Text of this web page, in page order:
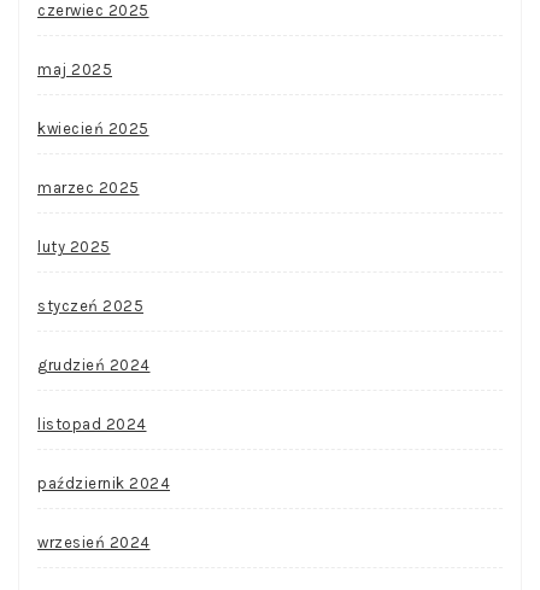
czerwiec 2025
maj 2025
kwiecień 2025
marzec 2025
luty 2025
styczeń 2025
grudzień 2024
listopad 2024
październik 2024
wrzesień 2024